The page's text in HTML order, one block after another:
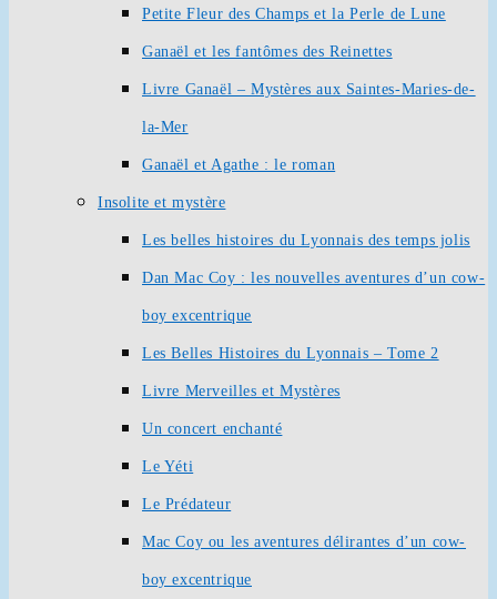
Petite Fleur des Champs et la Perle de Lune
Ganaël et les fantômes des Reinettes
Livre Ganaël – Mystères aux Saintes-Maries-de-
la-Mer
Ganaël et Agathe : le roman
Insolite et mystère
Les belles histoires du Lyonnais des temps jolis
Dan Mac Coy : les nouvelles aventures d’un cow-
boy excentrique
Les Belles Histoires du Lyonnais – Tome 2
Livre Merveilles et Mystères
Un concert enchanté
Le Yéti
Le Prédateur
Mac Coy ou les aventures délirantes d’un cow-
boy excentrique